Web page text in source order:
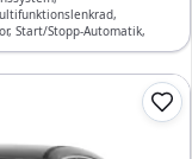
Start/Stopp-Automatik,
ESP, ABS,